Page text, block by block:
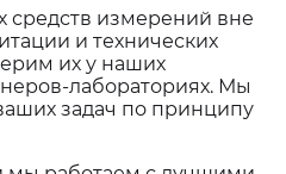
средств измерений вне
и технических
их у наших
лабораториях. Мы
задач по принципу